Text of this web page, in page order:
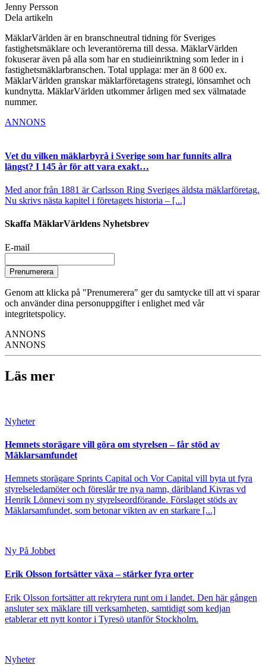
Jenny Persson
Dela artikeln
MäklarVärlden är en branschneutral tidning för Sveriges
fastighetsmäklare och leverantörerna till dessa. MäklarVärlden
fokuserar även på alla som har en studieinriktning som leder in i
fastighetsmäklarbranschen. Total upplaga: mer än 8 600 ex.
MäklarVärlden granskar mäklarföretagens strategi, lönsamhet och
kundnytta. MäklarVärlden utkommer årligen med sex välmatade
nummer.
ANNONS
Vet du vilken mäklarbyrå i Sverige som har funnits allra
längst? I 145 år för att vara exakt…
Med anor från 1881 är Carlsson Ring Sveriges äldsta mäklarföretag.
Nu skrivs nästa kapitel i företagets historia – [...]
Skaffa MäklarVärldens Nyhetsbrev
E-mail
Prenumerera
Genom att klicka på "Prenumerera" ger du samtycke till att vi sparar
och använder dina personuppgifter i enlighet med vår
integritetspolicy.
ANNONS
ANNONS
Läs mer
Nyheter
Hemnets storägare vill göra om styrelsen – får stöd av
Mäklarsamfundet
Hemnets storägare Sprints Capital och Vor Capital vill byta ut fyra
styrelseledamöter och föreslår tre nya namn, däribland Kivras vd
Henrik Lönnevi som ny styrelseordförande. Förslaget stöds av
Mäklarsamfundet, som betonar vikten av en starkare [...]
Ny På Jobbet
Erik Olsson fortsätter växa – stärker fyra orter
Erik Olsson fortsätter att rekrytera runt om i landet. Den här gången
ansluter sex mäklare till verksamheten, samtidigt som kedjan
etablerar ett nytt kontor i Tyresö utanför Stockholm.
Nyheter